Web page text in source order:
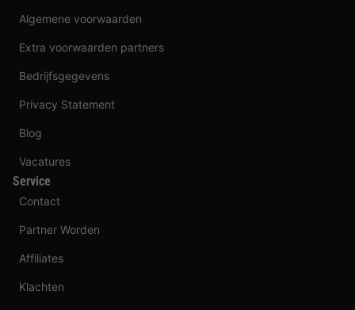
Algemene voorwaarden
Extra voorwaarden partners
Bedrijfsgegevens
Privacy Statement
Blog
Vacatures
Service
Contact
Partner Worden
Affiliates
Klachten